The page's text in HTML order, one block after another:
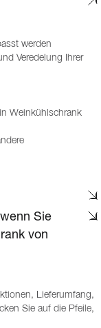
werden
Veredelung Ihrer
Weinkühlschrank
Sie
von
Lieferumfang,
Sie auf die Pfeile,